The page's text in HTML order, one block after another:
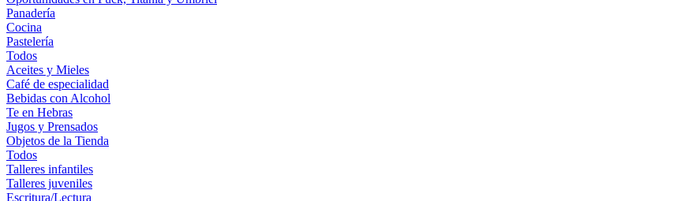
Panadería
Cocina
Pastelería
Todos
Aceites y Mieles
Café de especialidad
Bebidas con Alcohol
Te en Hebras
Jugos y Prensados
Objetos de la Tienda
Todos
Talleres infantiles
Talleres juveniles
Escritura/Lectura